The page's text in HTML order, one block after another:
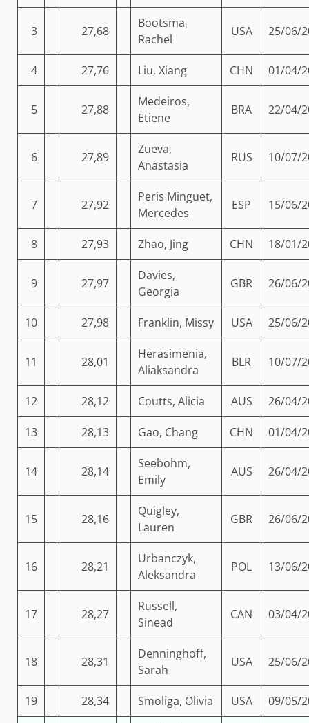
3 27,68
Bootsma,
Rachel
USA 25/06/
4 27,76 Liu, Xiang CHN 01/04/
5 27,88
Medeiros,
Etiene
BRA 22/04/
6 27,89
Zueva,
Anastasia
RUS 10/07/
7 27,92
Peris Minguet,
Mercedes
ESP 15/06/
8 27,93 Zhao, Jing CHN 18/01/
9 27,97
Davies,
Georgia
GBR 26/06/
10 27,98 Franklin, Missy USA 25/06/
11 28,01
Herasimenia,
Aliaksandra
BLR 10/07/
12 28,12 Coutts, Alicia AUS 26/04/
13 28,13 Gao, Chang CHN 01/04/
14 28,14
Seebohm,
Emily
AUS 26/04/
15 28,16
Quigley,
Lauren
GBR 26/06/
16 28,21
Urbanczyk,
Aleksandra
POL 13/06/
17 28,27
Russell,
Sinead
CAN 03/04/
18 28,31
Denninghoff,
Sarah
USA 25/06/
19 28,34 Smoliga, Olivia USA 09/05/